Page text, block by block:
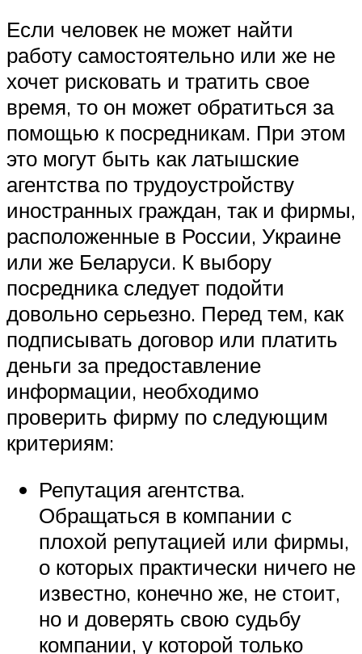
Если человек не может найти
работу самостоятельно или же не
хочет рисковать и тратить свое
время, то он может обратиться за
помощью к посредникам. При этом
это могут быть как латышские
агентства по трудоустройству
иностранных граждан, так и фирмы,
расположенные в России, Украине
или же Беларуси. К выбору
посредника следует подойти
довольно серьезно. Перед тем, как
подписывать договор или платить
деньги за предоставление
информации, необходимо
проверить фирму по следующим
критериям:
Репутация агентства.
Обращаться в компании с
плохой репутацией или фирмы,
о которых практически ничего не
известно, конечно же, не стоит,
но и доверять свою судьбу
компании, у которой только